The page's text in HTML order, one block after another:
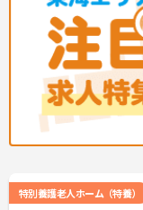
プの道筋が用意さ
るためポストも豊
ネジメント職への
す。
・年間休日114日、
業環境に加え、産前
かりと整備されてい
明確にし、心身と
ただけます。
配置や夜間複数名
特別養護老人ホーム（特養）